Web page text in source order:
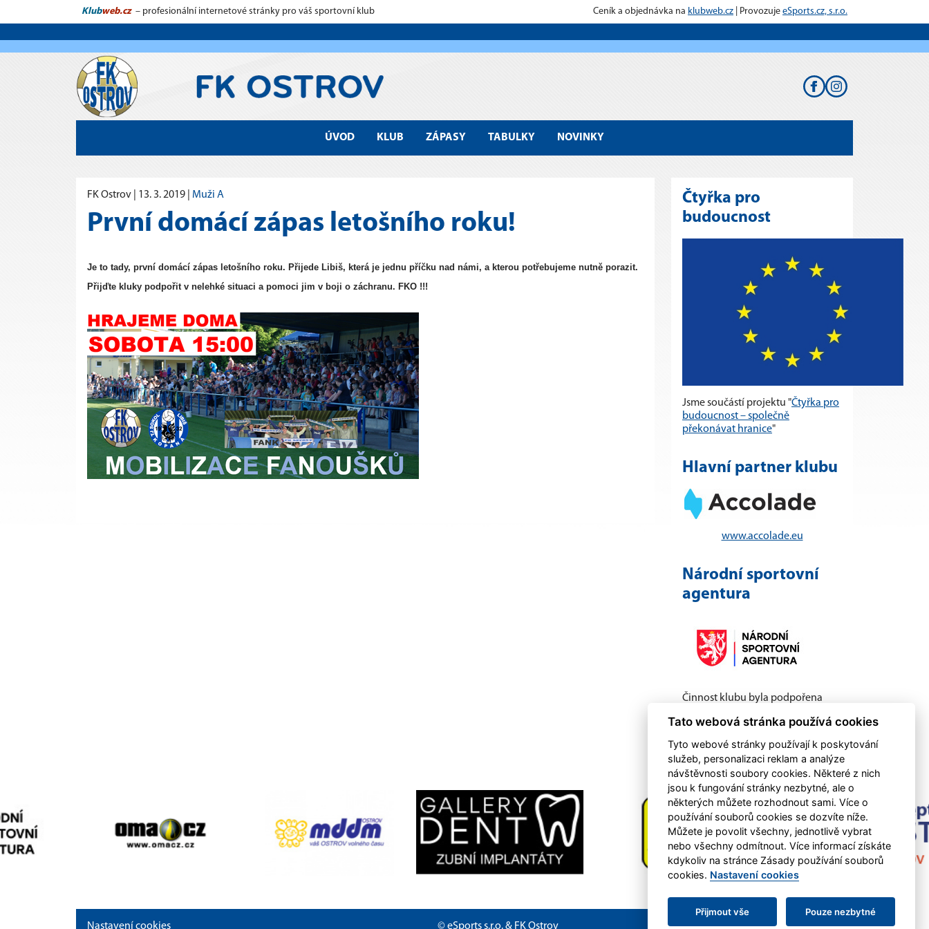
Klubweb.cz – profesionální internetové stránky pro váš sportovní klub Ceník a objednávka na klubweb.cz | Provozuje eSports.cz, s.r.o.
ÚVOD KLUB ZÁPASY TABULKY NOVINKY
FK Ostrov | 13. 3. 2019 Muži A
První domácí zápas letošního roku!
Je to tady, první domácí zápas letošního roku. Přijede Libiš, která je jednu příčku nad námi, a kterou potřebujeme nutně porazit.
Přijďte kluky podpořit v nelehké situaci a pomoci jim v boji o záchranu. FKO !!!
Čtyřka pro
budoucnost
Jsme součástí projektu "Čtyřka pro
budoucnost – společně
překonávat hranice"
Hlavní partner klubu
www.accolade.eu
Národní sportovní
agentura
Činnost klubu byla podpořena
Nastavení cookies ©eSports s.r.o.& FK Ostrov RSS
Tato webová stránka používá cookies
Tyto webové stránky používají k poskytování
služeb, personalizaci reklam a analýze
návštěvnosti soubory cookies. Některé z nich
jsou k fungování stránky nezbytné, ale o
některých můžete rozhodnout sami. Více o
používání souborů cookies se dozvíte níže.
Můžete je povolit všechny, jednotlivě vybrat
nebo všechny odmítnout. Více informací získáte
kdykoliv na stránce Zásady používání souborů
cookies. Nastavení cookies
Přijmout vše Pouze nezbytné